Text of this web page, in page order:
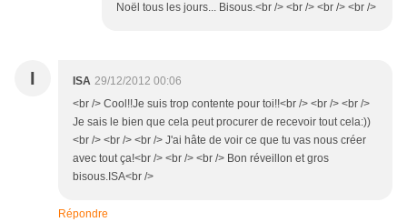
Noël tous les jours... Bisous.<br /> <br /> <br /> <br />
I ISA 29/12/2012 00:06
<br /> Cool!!Je suis trop contente pour toi!!<br /> <br /> <br />
Je sais le bien que cela peut procurer de recevoir tout cela:))
<br /> <br /> <br /> J'ai hâte de voir ce que tu vas nous créer
avec tout ça!<br /> <br /> <br /> Bon réveillon et gros
bisous.ISA<br />
Répondre